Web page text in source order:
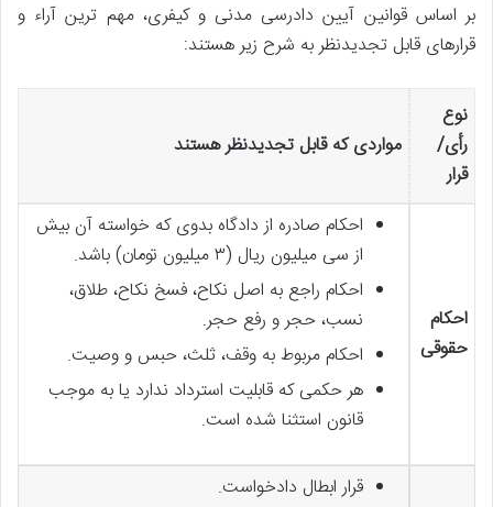
بر اساس قوانین آیین دادرسی مدنی و کیفری، مهم ترین آراء و
قرارهای قابل تجدیدنظر به شرح زیر هستند:
نوع
رأی/
قرار
مواردی که قابل تجدیدنظر هستند
احکام
حقوقی
احکام صادره از دادگاه بدوی که خواسته آن بیش
از سی میلیون ریال (۳ میلیون تومان) باشد.
احکام راجع به اصل نکاح، فسخ نکاح، طلاق،
نسب، حجر و رفع حجر.
احکام مربوط به وقف، ثلث، حبس و وصیت.
هر حکمی که قابلیت استرداد ندارد یا به موجب
قانون استثنا شده است.
قرار ابطال دادخواست.